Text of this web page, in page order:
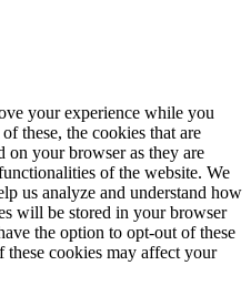
your experience while you
these, the cookies that are
on your browser as they are
of the website. We
us analyze and understand how
will be stored in your browser
the option to opt-out of these
cookies may affect your